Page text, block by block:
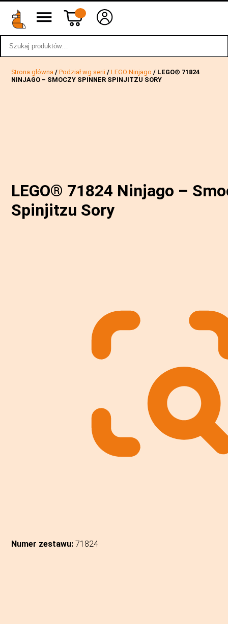
wstecz
Strona główna /Podział wg serii /LEGO Ninjago / LEGO® 71824
NINJAGO – SMOCZY SPINNER SPINJITZU SORY
LEGO® 71824 Ninjago –
Spinjitzu Sory
Numer zestawu: 71824